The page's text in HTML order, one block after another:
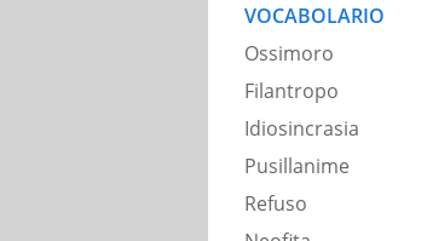
VOCABOLARIO
Ossimoro
Filantropo
Idiosincrasia
Pusillanime
Refuso